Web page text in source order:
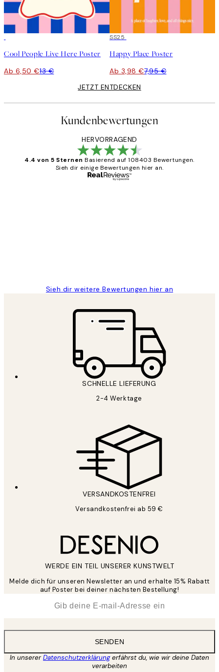
Cool People Live Here Poster
Ab 6,50 €13 €
50%*
SS25
Happy Place Poster
Ab 3,98 €7,95 €
JETZT ENTDECKEN
Kundenbewertungen
HERVORRAGEND
4.4 von 5 Sternen Basierend auf 108403 Bewertungen.
Sieh dir einige Bewertungen hier an.
Sieh dir weitere Bewertungen hier an
SCHNELLE LIEFERUNG
2-4 Werktage
VERSANDKOSTENFREI
Versandkostenfrei ab 59 €
WERDE EIN TEIL UNSERER KUNSTWELT
Melde dich für unseren Newsletter an und erhalte 15% Rabatt
auf Poster bei deiner nächsten Bestellung!
SENDEN
In unsererDatenschutzerklärungerfährst du, wie wir deine Daten
verarbeiten